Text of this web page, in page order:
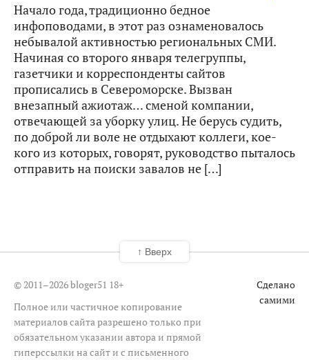
Начало года, традиционно бедное
инфоповодами, в этот раз ознаменовалось
небывалой активностью региональных СМИ.
Начиная со второго января телегруппы,
газетчики и корреспонденты сайтов
прописались в Североморске. Вызван
внезапный ажиотаж… сменой компании,
отвечающей за уборку улиц. Не берусь судить,
по доброй ли воле не отдыхают коллеги, кое-
кого из которых, говорят, руководство пыталось
отправить на поиски завалов не […]
© 2011–2026 bloger51 18+
Полное или частичное копирование
материалов сайта разрешено только при
обязательном указании автора и прямой
гиперссылки на сайт и с письменного
Сделано
самими
↑ Вверх